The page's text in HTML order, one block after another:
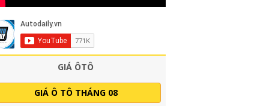
GIÁ ÔTÔ
GIÁ Ô TÔ THÁNG 08